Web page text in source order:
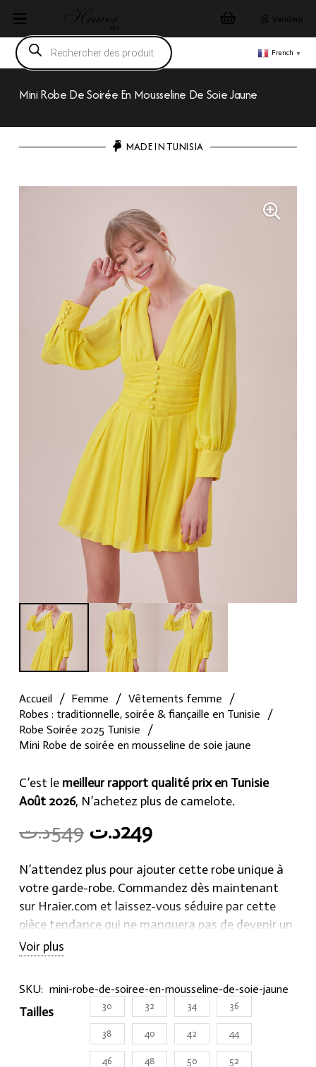
Vendeur
Recherche
de
produits
French ▼
Mini Robe De Soirée En Mousseline De Soie Jaune
MADE IN TUNISIA
Accueil / Femme / Vêtements femme
/
Robes : traditionnelle, soirée & fiançaille en Tunisie
/
Robe Soirée 2025 Tunisie
/
Mini Robe de soirée en mousseline de soie jaune
C’est le meilleur rapport qualité prix en Tunisie
Août 2026, N’achetez plus de camelote.
549د.ت Original
was:
549د.ت.
249د.ت Current
is:
249د.ت.
N’attendez plus pour ajouter cette robe unique à
votre garde-robe. Commandez dès maintenant
sur Hraier.com et laissez-vous séduire par cette
pièce tendance qui ne manquera pas de devenir un
véritable coup de cœur dans votre collection de
vêtements de soirée.
Voir plus
SKU: mini-robe-de-soiree-en-mousseline-de-soie-jaune
Tailles 30 32 34 36
38 40 42 44
46 48 50 52